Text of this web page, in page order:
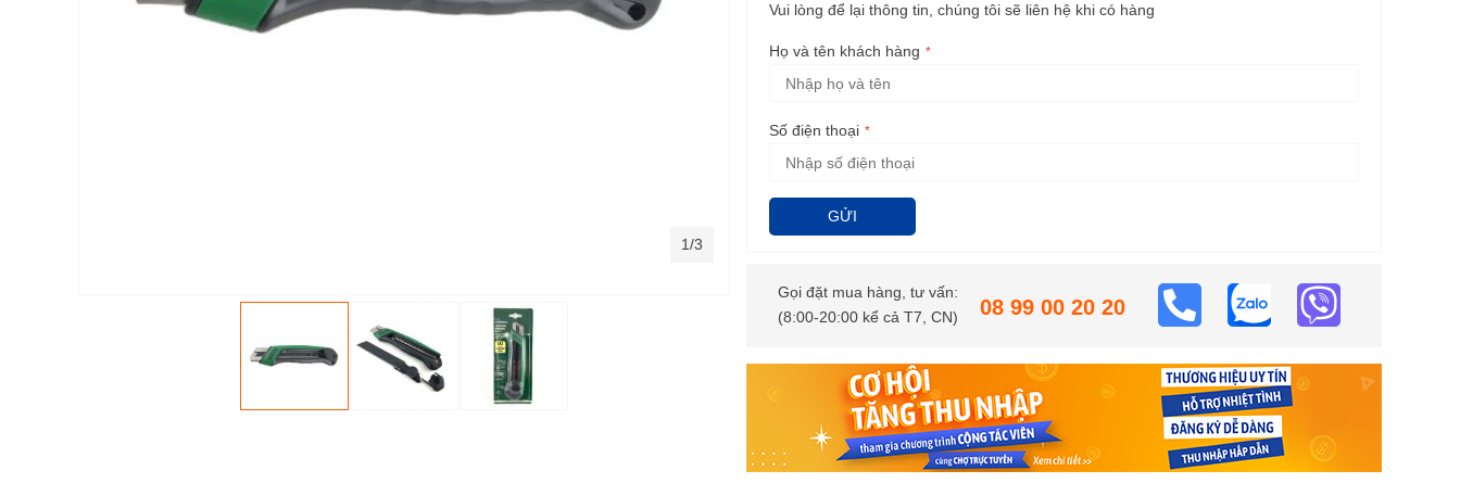
Vui lòng để lại thông tin, chúng tôi sẽ liên hệ khi có hàng
Họ và tên khách hàng
Số điện thoại
GỬI
Gọi đặt mua hàng, tư vấn:
(8:00-20:00 kể cả T7, CN)
08 99 00 20 20
1/3